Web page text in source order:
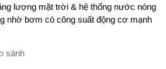
lượng mặt trời & hệ thống nước nóng
nhờ bơm có công suất động cơ mạnh
sánh